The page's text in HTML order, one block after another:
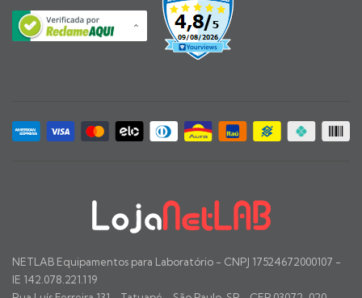
NETLAB Equipamentos para Laboratório - CNPJ 17524672000107 -
IE 142.078.221.119